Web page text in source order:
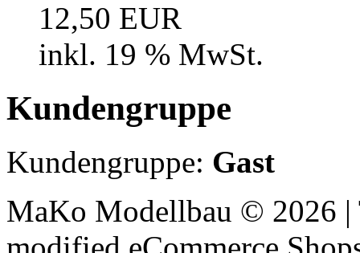
12,50 EUR
inkl. 19 % MwSt.
Kundengruppe
Kundengruppe: Gast
MaKo Modellbau © 2026